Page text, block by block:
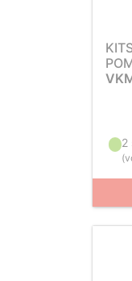
2
(